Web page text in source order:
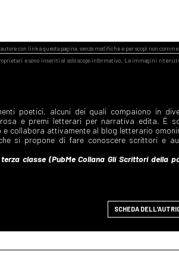
SCHEDA